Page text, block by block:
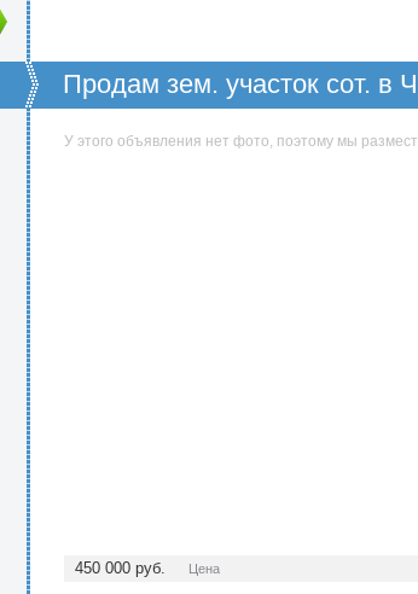
Продам зем. участок сот. в
У этого объявления нет фото, поэтому мы
450 000 руб. Цена